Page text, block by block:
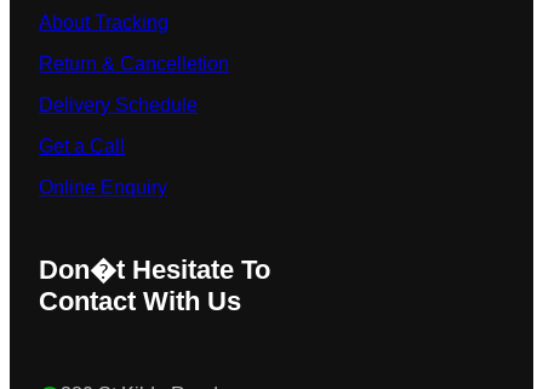
About Tracking
Return & Cancelletion
Delivery Schedule
Get a Call
Online Enquiry
Don�t Hesitate To
Contact With Us